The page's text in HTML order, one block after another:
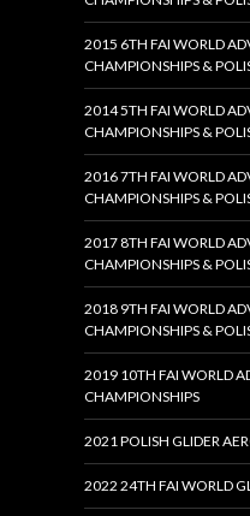
2015 6TH FAI WORLD
CHAMPIONSHIPS &
2014 5TH FAI WORLD
CHAMPIONSHIPS &
2016 7TH FAI WORLD
CHAMPIONSHIPS &
2017 8TH FAI WORLD
CHAMPIONSHIPS &
2018 9TH FAI WORLD
CHAMPIONSHIPS &
2019 10TH FAI WORLD
CHAMPIONSHIPS
2021 POLISH GLIDER
2022 24TH FAI WORLD